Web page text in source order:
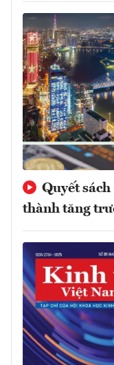
Quyết
thành tăng